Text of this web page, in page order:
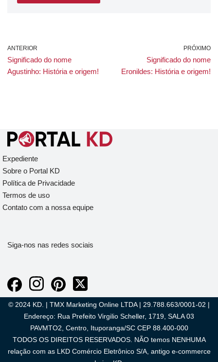
ANTERIOR
Significado do nome
Agustinho: História e origem!
PRÓXIMO
Significado do nome
Eronildes: História e origem!
Expediente
Sobre o Portal KD
Política de Privacidade
Termos de uso
Contato com a nossa equipe
Siga-nos nas redes sociais
© 2024 KD. | TMX Marketing Online LTDA | 29.788.663/0001-02 |
Endereço: Rua Prefeito Virgilio Scheller, 1719, SALA 03
PAVMTO2, Centro, Ituporanga/SC CEP 88.400-000
TODOS OS DIREITOS RESERVADOS. NÃO temos NENHUMA
relação com as LKD Comércio Eletrônico S/A, antigo e-commerce